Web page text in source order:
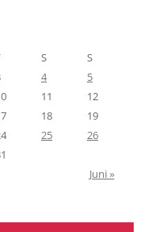
S
S
4
5
11
12
18
19
25
26
Juni »